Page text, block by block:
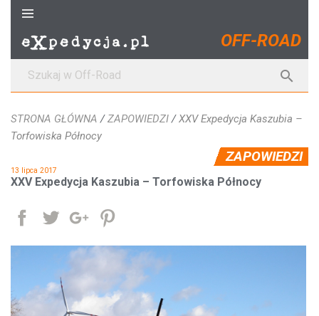
S
p
o
e
t
OFF-ROAD
k
a

STRONA GŁÓWNA /ZAPOWIEDZI/XXV Expedycja Kaszubia –
Torfowiska Północy
ZAPOWIEDZI
13 lipca 2017
XXV Expedycja Kaszubia – Torfowiska Północy
UdostępnijTweetuj Google+